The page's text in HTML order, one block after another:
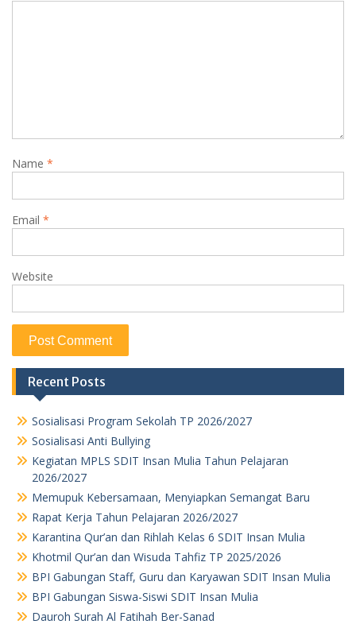
Name *
Email *
Website
Recent Posts
Sosialisasi Program Sekolah TP 2026/2027
Sosialisasi Anti Bullying
Kegiatan MPLS SDIT Insan Mulia Tahun Pelajaran
2026/2027
Memupuk Kebersamaan, Menyiapkan Semangat Baru
Rapat Kerja Tahun Pelajaran 2026/2027
Karantina Qur’an dan Rihlah Kelas 6 SDIT Insan Mulia
Khotmil Qur’an dan Wisuda Tahfiz TP 2025/2026
BPI Gabungan Staff, Guru dan Karyawan SDIT Insan Mulia
BPI Gabungan Siswa-Siswi SDIT Insan Mulia
Dauroh Surah Al Fatihah Ber-Sanad